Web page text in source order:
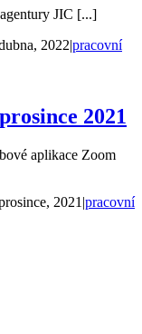
JIC [...]
2022|pracovní
2021
aplikace Zoom
2021 |pracovní